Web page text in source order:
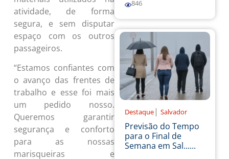
atividade, de forma
segura, e sem disputar
espaço com os outros
passageiros.
“Estamos confiantes com
o avanço das frentes de
trabalho e esse foi mais
um pedido nosso.
Queremos garantir
segurança e conforto
para as nossas
marisqueiras e
846
Destaque | Salvador
Previsão do Tempo
para o Final de
Semana em Sal......